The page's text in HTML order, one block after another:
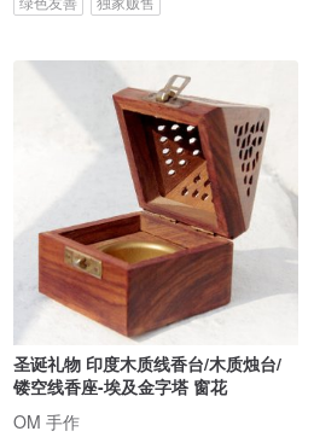
圣诞礼物 印度木质线香台/木质烛台/
镂空线香座-埃及金字塔 窗花
OM 手作